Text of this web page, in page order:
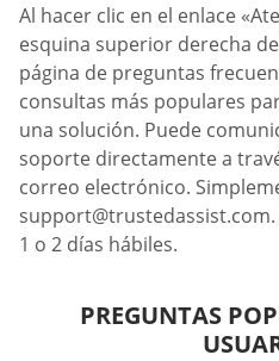
Al hacer clic en el enlace
esquina superior derecha
página de preguntas
consultas más populares
una solución. Puede
soporte directamente a
correo electrónico.
support@trustedassist.com
1 o 2 días hábiles.
PREGUNTAS